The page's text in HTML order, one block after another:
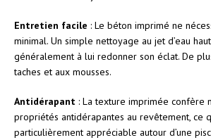
Entretien facile : Le béton imprimé ne
minimal. Un simple nettoyage au jet d’eau
généralement à lui redonner son éclat. De
taches et aux mousses.
Antidérapant : La texture imprimée confère
propriétés antidérapantes au revêtement, ce
particulièrement appréciable autour d’une